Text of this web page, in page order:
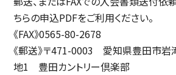
ちらの申込PDFをご利用ください。
《FAX》0565-80-2678
《郵送》〒471-0003 愛知県豊田市
地1 豊田カントリー倶楽部